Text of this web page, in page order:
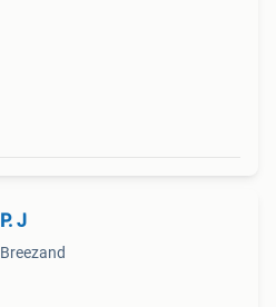
P. J
Breezand